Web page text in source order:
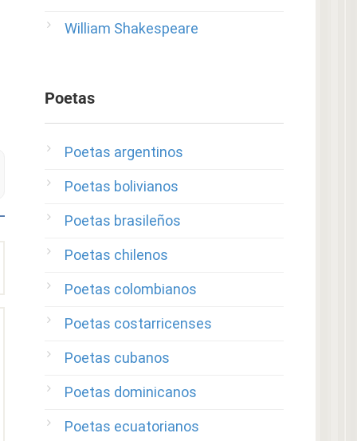
William Shakespeare
Poetas
Poetas argentinos
Poetas bolivianos
Poetas brasileños
Poetas chilenos
Poetas colombianos
Poetas costarricenses
Poetas cubanos
Poetas dominicanos
Poetas ecuatorianos